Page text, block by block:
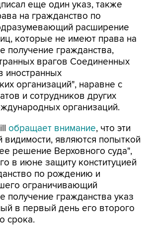
еще один указ, также
на гражданство по
расширение
которые не имеют права на
получение гражданства,
врагов Соединенных
иностранных
организаций", наравне с
и сотрудников других
организаций.
обращает внимание, что эти
видимости, являются попыткой
решение Верховного суда",
в июне защиту конституцией
по рождению и
ограничивающий
получение гражданства указ
в первый день его второго
срока.